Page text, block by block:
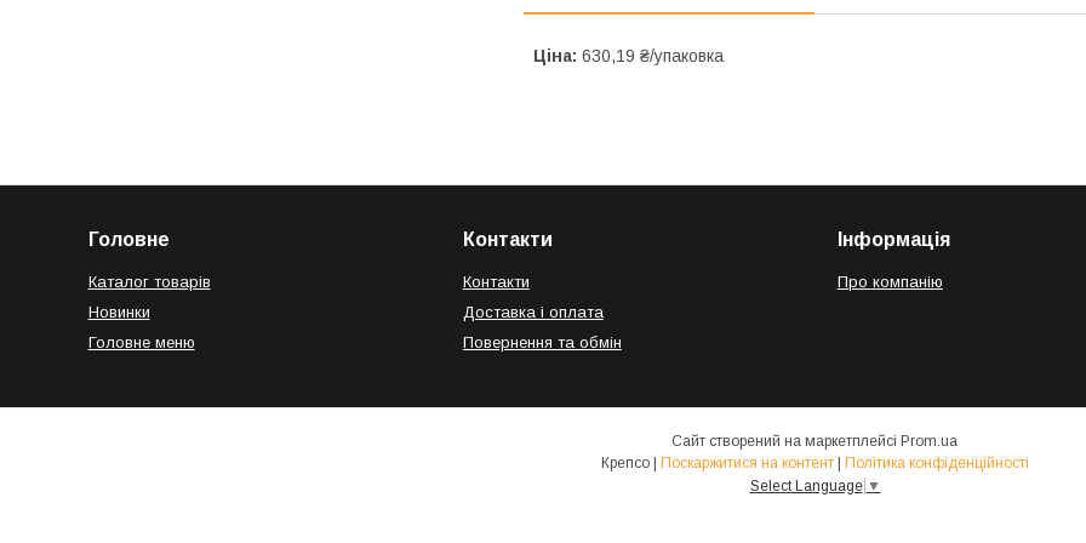
Ціна: 630,19 ₴/упаковка
Головне
Каталог товарів
Новинки
Головне меню
Контакти
Контакти
Доставка і оплата
Повернення та обмін
Інформація
Про компанію
Сайт створений на маркетплейсі Prom.ua
Крепсо | Поскаржитися на контент | Політика конфіденційності
Select Language ▼